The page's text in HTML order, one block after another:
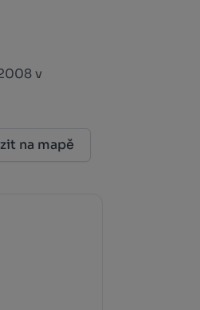
v
na mapě